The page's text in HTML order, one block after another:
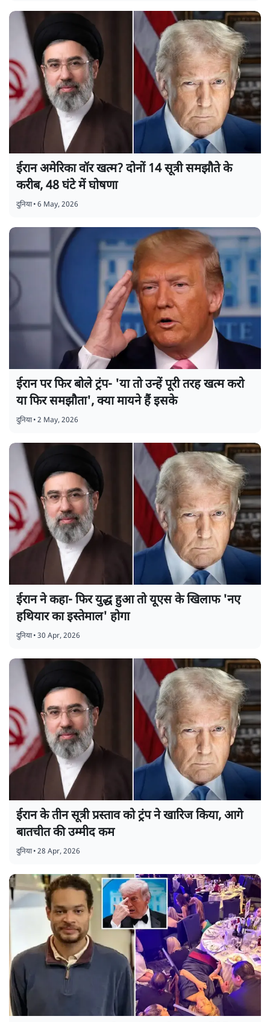
ईरान अमेरिका वॉर खत्म? दोनों 14 सूत्री समझौते के
करीब, 48 घंटे में घोषणा
दुनिया•6 May, 2026
ईरान पर फिर बोले ट्रंप- 'या तो उन्हें पूरी तरह खत्म करो
या फिर समझौता', क्या मायने हैं इसके
दुनिया•2 May, 2026
ईरान ने कहा- फिर युद्ध हुआ तो यूएस के खिलाफ 'नए
हथियार का इस्तेमाल' होगा
दुनिया•30 Apr, 2026
ईरान के तीन सूत्री प्रस्ताव को ट्रंप ने खारिज किया, आगे
बातचीत की उम्मीद कम
दुनिया•28 Apr, 2026